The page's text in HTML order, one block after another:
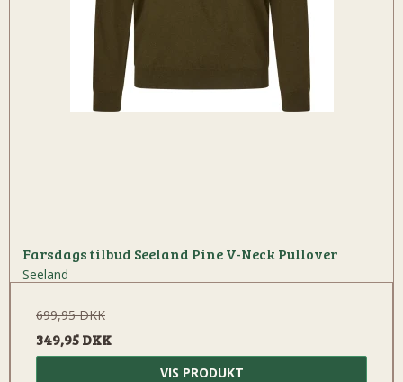
Farsdags tilbud Seeland Pine V-Neck Pullover
Seeland
699,95 DKK
349,95 DKK
VIS PRODUKT